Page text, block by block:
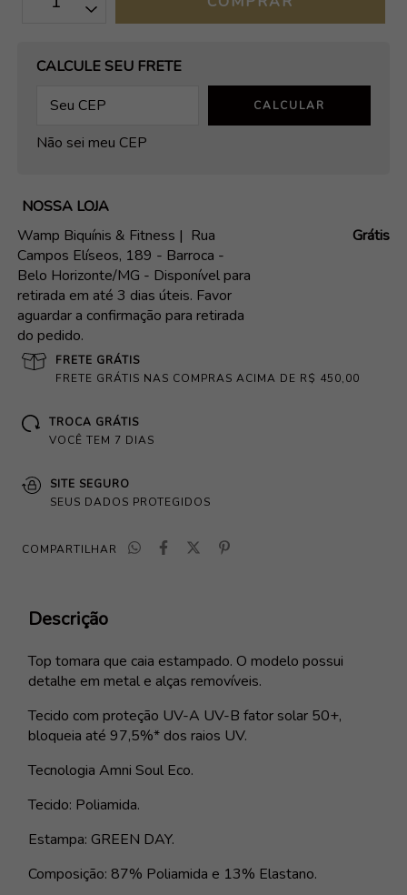
OPÇÕES DE FRETE
CALCULE SEU FRETE
CALCULAR
Não sei meu CEP
NOSSA LOJA
Wamp Biquínis & Fitness | Rua
Campos Elíseos, 189 - Barroca -
Belo Horizonte/MG - Disponível para
retirada em até 3 dias úteis. Favor
aguardar a confirmação para retirada
do pedido.
Grátis
FRETE GRÁTIS
FRETE GRÁTIS NAS COMPRAS ACIMA DE R$ 450,00
TROCA GRÁTIS
VOCÊ TEM 7 DIAS
SITE SEGURO
SEUS DADOS PROTEGIDOS
COMPARTILHAR
Descrição
Top tomara que caia estampado. O modelo possui
detalhe em metal e alças removíveis.
Tecido com proteção UV-A UV-B fator solar 50+,
bloqueia até 97,5%* dos raios UV.
Tecnologia Amni Soul Eco.
Tecido: Poliamida.
Estampa: GREEN DAY.
Composição: 87% Poliamida e 13% Elastano.